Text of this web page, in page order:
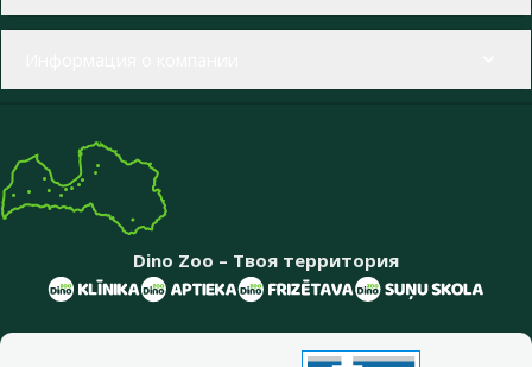
Dino Zoo – Твоя территория